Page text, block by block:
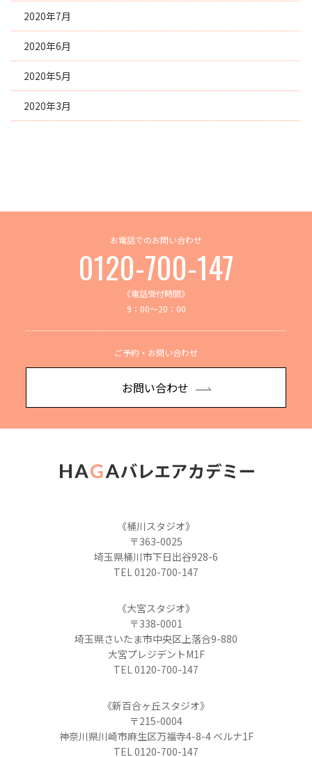
2020年7月
2020年6月
2020年5月
2020年3月
お電話でのお問い合わせ
0120-700-147
《電話受付時間》
9：00～20：00
ご予約・お問い合わせ
お問い合わせ
《桶川スタジオ》
〒363-0025
埼玉県桶川市下日出谷928-6
TEL 0120-700-147
《大宮スタジオ》
〒338-0001
埼玉県さいたま市中央区上落合9-880
大宮プレジデントM1F
TEL 0120-700-147
《新百合ヶ丘スタジオ》
〒215-0004
神奈川県川崎市麻生区万福寺4-8-4 ベルナ1F
TEL 0120-700-147